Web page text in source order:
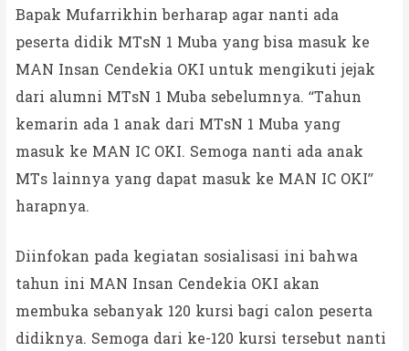
Bapak Mufarrikhin berharap agar nanti ada
peserta didik MTsN 1 Muba yang bisa masuk ke
MAN Insan Cendekia OKI untuk mengikuti jejak
dari alumni MTsN 1 Muba sebelumnya. “Tahun
kemarin ada 1 anak dari MTsN 1 Muba yang
masuk ke MAN IC OKI. Semoga nanti ada anak
MTs lainnya yang dapat masuk ke MAN IC OKI”
harapnya.
Diinfokan pada kegiatan sosialisasi ini bahwa
tahun ini MAN Insan Cendekia OKI akan
membuka sebanyak 120 kursi bagi calon peserta
didiknya. Semoga dari ke-120 kursi tersebut nanti